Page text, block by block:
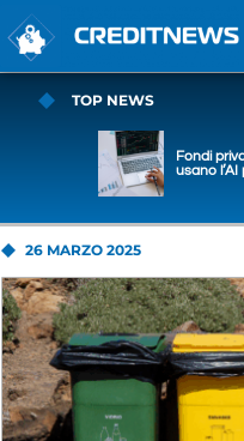
TOP NEWS
Fondi
usano
26 MARZO 2025